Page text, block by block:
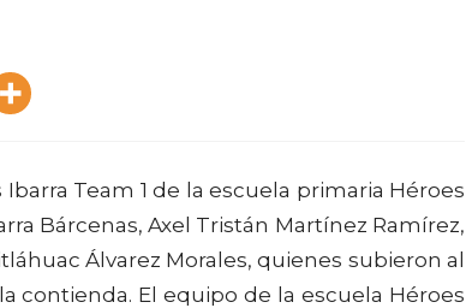
Team 1 de la escuela primaria Héroes
Bárcenas, Axel Tristán Martínez Ramírez,
Álvarez Morales, quienes subieron al
contienda. El equipo de la escuela Héroes